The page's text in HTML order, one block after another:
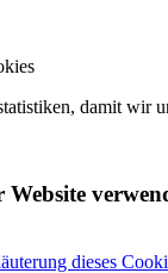
damit wir
dieses